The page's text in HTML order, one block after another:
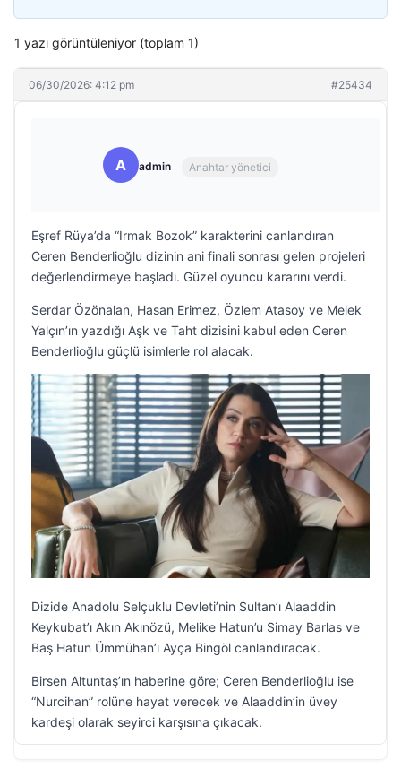
1 yazı görüntüleniyor (toplam 1)
06/30/2026: 4:12 pm #25434
A admin Anahtar yönetici
Eşref Rüya’da “Irmak Bozok” karakterini canlandıran
Ceren Benderlioğlu dizinin ani finali sonrası gelen projeleri
değerlendirmeye başladı. Güzel oyuncu kararını verdi.
Serdar Özönalan, Hasan Erimez, Özlem Atasoy ve Melek
Yalçın’ın yazdığı Aşk ve Taht dizisini kabul eden Ceren
Benderlioğlu güçlü isimlerle rol alacak.
Dizide Anadolu Selçuklu Devleti’nin Sultan’ı Alaaddin
Keykubat’ı Akın Akınözü, Melike Hatun’u Simay Barlas ve
Baş Hatun Ümmühan’ı Ayça Bingöl canlandıracak.
Birsen Altuntaş’ın haberine göre; Ceren Benderlioğlu ise
“Nurcihan” rolüne hayat verecek ve Alaaddin’in üvey
kardeşi olarak seyirci karşısına çıkacak.